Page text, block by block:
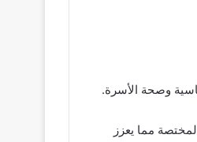
وصحة الأسرة.
مما يعزز